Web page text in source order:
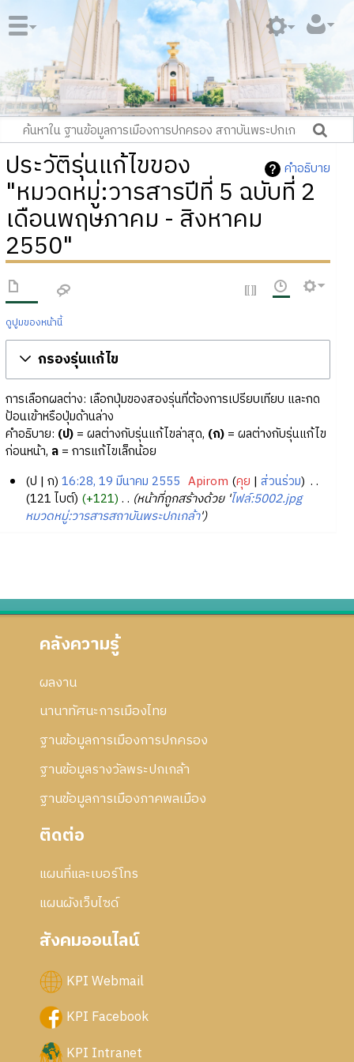
คำอธิบาย
ประวัติรุ่นแก้ไขของ
"หมวดหมู่:วารสารปีที่ 5 ฉบับที่ 2
เดือนพฤษภาคม - สิงหาคม
2550"
ดูปูมของหน้านี้
กรองรุ่นแก้ไข
การเลือกผลต่าง: เลือกปุ่มของสองรุ่นที่ต้องการเปรียบเทียบ และกด
ป้อนเข้าหรือปุ่มด้านล่าง
คำอธิบาย: (ป)= ผลต่างกับรุ่นแก้ไขล่าสุด, (ก)= ผลต่างกับรุ่นแก้ไข
ก่อนหน้า, ล= การแก้ไขเล็กน้อย
ค
ม
ป ก 16:28, 19 มีนาคม 2555 Apirom คุย ส่วนร่วม ‎
121 ไบต์
+121 ‎ หน้าที่ถูกสร้างด้วย 'ไฟล์:5002.jpg
หมวดหมู่:วารสารสถาบันพระปกเกล้า'
คลังความรู้
ผลงาน
นานาทัศนะการเมืองไทย
ฐานข้อมูลการเมืองการปกครอง
ฐานข้อมูลรางวัลพระปกเกล้า
ฐานข้อมูลการเมืองภาคพลเมือง
ติดต่อ
แผนที่และเบอร์โทร
แผนผังเว็บไซด์
สังคมออนไลน์
KPI Webmail
KPI Facebook
KPI Intranet